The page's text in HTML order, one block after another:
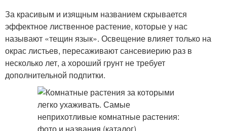
За красивым и изящным названием скрывается
эффектное лиственное растение, которые у нас
называют «тещин язык». Освещение влияет только на
окрас листьев, пересаживают сансевиерию раз в
несколько лет, а хороший грунт не требует
дополнительной подпитки.